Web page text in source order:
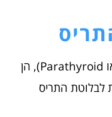
בלוטות יותרת התריס (פרתירואיד או Parathyroid), הן
הצמודות לבלוטת התריס